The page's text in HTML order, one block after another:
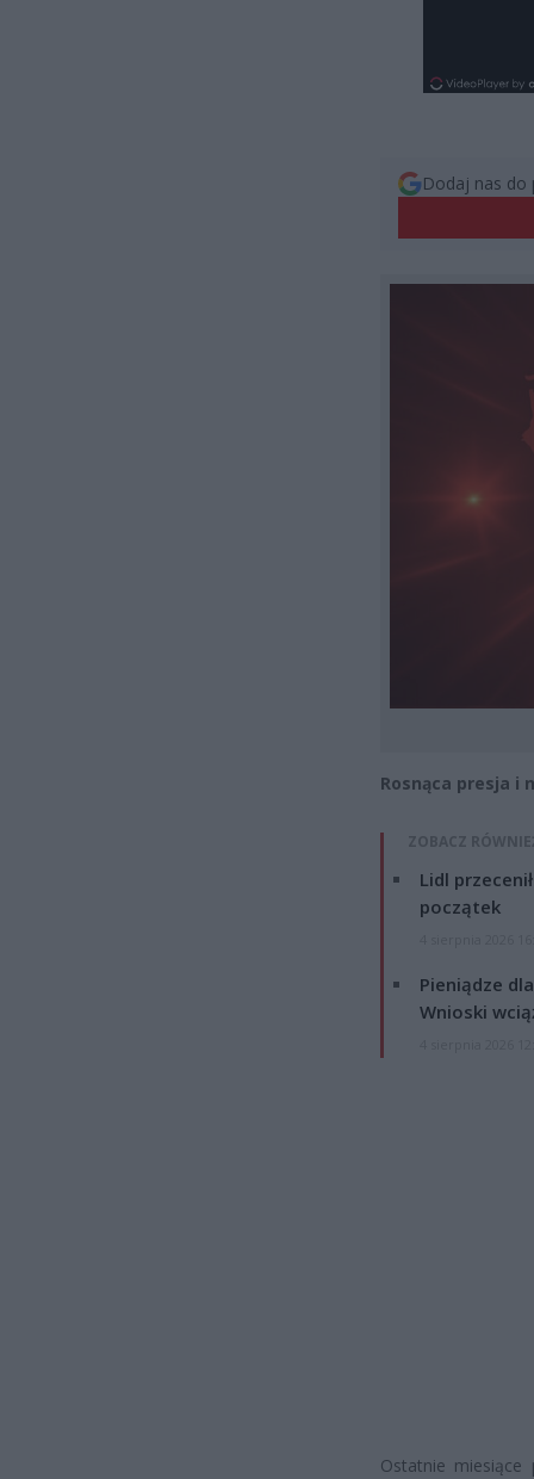
Dodaj nas do
Rosnąca presja i
ZOBACZ
Lidl
początek
Pieniądze
Wnioski
Ostatnie miesiące